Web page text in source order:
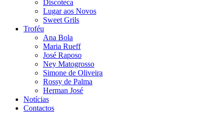
Discoteca
Lugar aos Novos
Sweet Grils
Troféu
Ana Bola
Maria Rueff
José Raposo
Ney Matogrosso
Simone de Oliveira
Rossy de Palma
Herman José
Notícias
Contactos